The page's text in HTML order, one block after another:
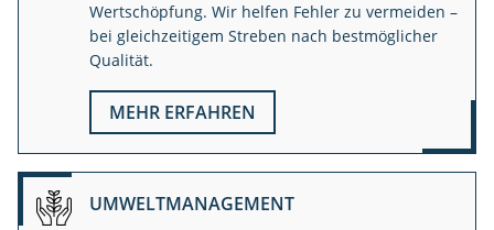
Wertschöpfung. Wir helfen Fehler zu vermeiden –
bei gleichzeitigem Streben nach bestmöglicher
Qualität.
MEHR ERFAHREN
UMWELTMANAGEMENT